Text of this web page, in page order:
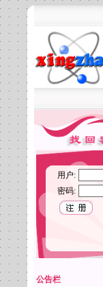
用户:
密码:
公告栏